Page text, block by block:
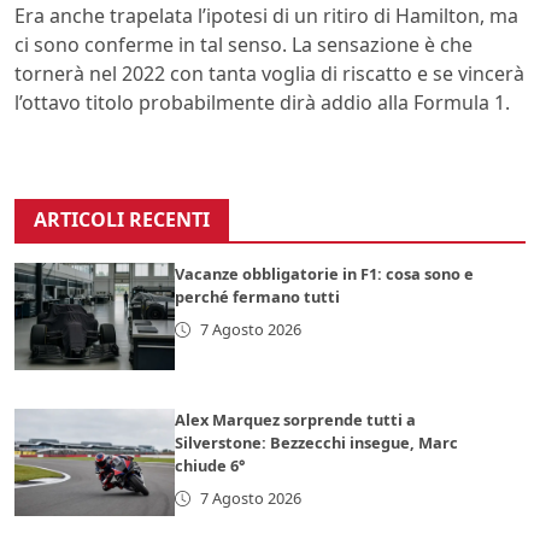
Era anche trapelata l’ipotesi di un ritiro di Hamilton, ma
ci sono conferme in tal senso. La sensazione è che
tornerà nel 2022 con tanta voglia di riscatto e se vincerà
l’ottavo titolo probabilmente dirà addio alla Formula 1.
ARTICOLI RECENTI
Vacanze obbligatorie in F1: cosa sono e
perché fermano tutti
7 Agosto 2026
Alex Marquez sorprende tutti a
Silverstone: Bezzecchi insegue, Marc
chiude 6°
7 Agosto 2026